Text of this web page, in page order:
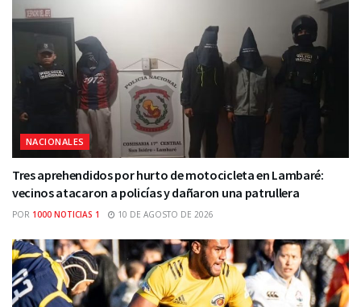
NACIONALES
Tres aprehendidos por hurto de motocicleta en Lambaré:
vecinos atacaron a policías y dañaron una patrullera
POR 1000 NOTICIAS 1 10 DE AGOSTO DE 2026